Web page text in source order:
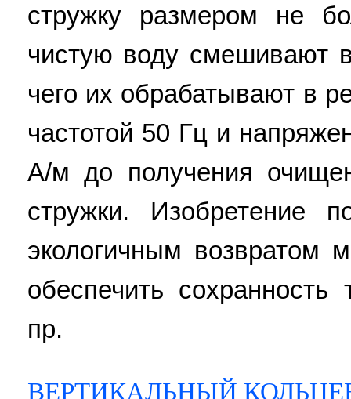
стружку размером не
чистую воду смешивают
чего их обрабатывают в
частотой 50 Гц и
А/м до получения
стружки. Изобретение
экологичным возвратом
обеспечить сохранность
пр.
ВЕРТИКАЛЬНЫЙ